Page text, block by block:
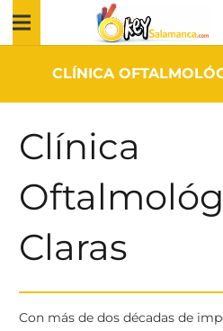
CLÍNICA
Clínica
Claras
Con más de dos décadas de